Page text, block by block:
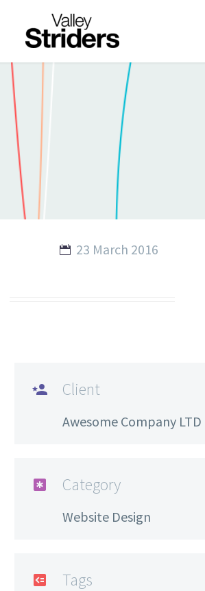
23 March 2016
 Client
Awesome Company LTD
 Category
Website Design
 Tags